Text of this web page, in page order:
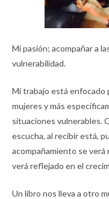
Mi pasión; acompañar a
vulnerabilidad.
Mi trabajo está enfocado
mujeres y más
situaciones vulnerables.
escucha, al recibir está,
acompañamiento se verá
verá reflejado en el
Un libro nos lleva a otro